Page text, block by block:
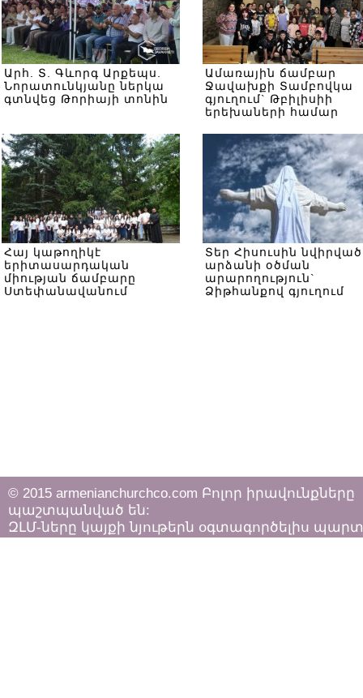
Արհ. Տ. Գևորգ Արքեպս.
Նորատունկյանը ներկա
գտնվեց Թորիայի տոնին
Ամառային ճամբար
Ջավախքի Տամբովկա
գյուղում` Թբիլիսիի
երեխաների համար
Հայ կաթողիկէ
երիտասարդական
միության ճամբարը
Ստեփանավանում
Տեր Հիսուսին նվիրված
արձանի օծման
արարողություն`
Ձիթհանքով գյուղում
© 2015 armenianchurchco.com Բոլոր իրավունքները
պաշտպանված են:
ԶԼՄ-ները կայքի նյութերն օգտագործելիս